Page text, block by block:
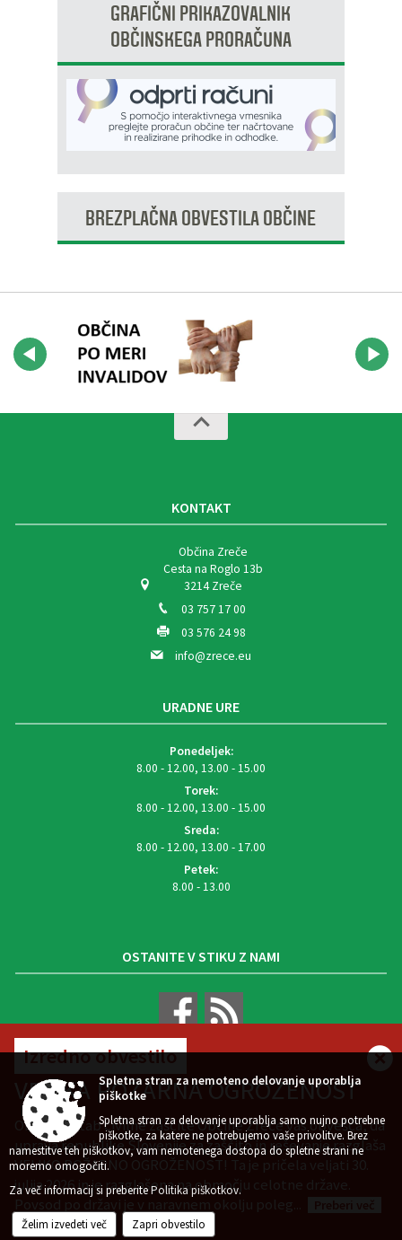
GRAFIČNI PRIKAZOVALNIK
OBČINSKEGA PRORAČUNA
BREZPLAČNA OBVESTILA OBČINE
Izredno obvestilo
VELIKA POŽARNA OGROŽENOST
Občinski štab civilne zaščite Občine Zreče vas obvešča, da
uprava republike Slovenije za zaščito in reševanje razglaša
VELIKO POŽARNO OGROŽENOST! Ta je pričela veljati 30.
julija 2026 in je razglašena na območju celotne države.
KONTAKT
Občina Zreče
Cesta na Roglo 13b
3214 Zreče
03 757 17 00
03 576 24 98
info@zrece.eu
URADNE URE
Ponedeljek:
8.00 - 12.00, 13.00 - 15.00
Torek:
8.00 - 12.00, 13.00 - 15.00
Sreda:
8.00 - 12.00, 13.00 - 17.00
Petek:
8.00 - 13.00
OSTANITE V STIKU Z NAMI
VREMENSKA NAPOVED
Zasnova, izvedba in vzdrževanje: Sigmateh d.o.o.
Splošni pogoji spletne strani | Center za varstvo osebnih podatkov
Izjava o dostopnosti (ZDSMA) | Politika piškotkov
Spletna stran za nemoteno delovanje uporablja
piškotke
Spletna stran za delovanje uporablja samo nujno potrebne
piškotke, za katere ne potrebujemo vaše privolitve. Brez
namestitve teh piškotkov, vam nemotenega dostopa do spletne strani ne
moremo omogočiti.
Za več informacij si preberitePolitika piškotkov.
Želim izvedeti več Zapri obvestilo